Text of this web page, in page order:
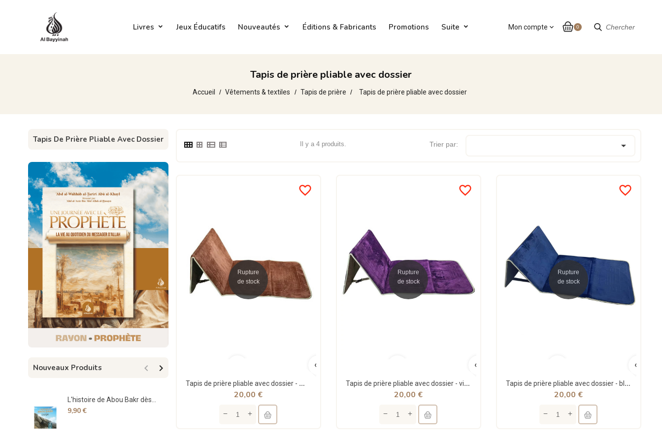
Chercher
Livres Jeux Éducatifs Nouveautés Éditions & Fabricants Promotions Suite 0
Mon compte expand_more
Tapis de prière pliable avec dossier
Accueil Vêtements & textiles Tapis de prière Tapis de prière pliable avec dossier
Tapis De Prière Pliable Avec Dossier
Nouveaux Produits
L'histoire de Abou Bakr dès...
9,90 €
Speedeen - Apprends des... La vie du Prophète racontée...
 
Il y a 4 produits. Trier par: 
favorite_border
Rupture
de stock
Tapis de prière pliable avec dossier - marron - Nina Groupe
20,00 €
favorite_border
Rupture
de stock
Tapis de prière pliable avec dossier - violet - Nina Groupe
20,00 €
favorite_border
Rupture
de stock
Tapis de prière pliable avec dossier - bleu foncé - Nina Groupe
20,00 €